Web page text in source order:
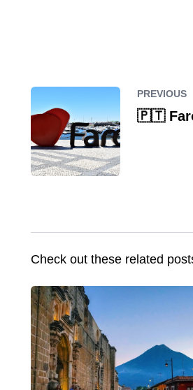
PREVIOUS
🇵🇹 Faro
Check out these related